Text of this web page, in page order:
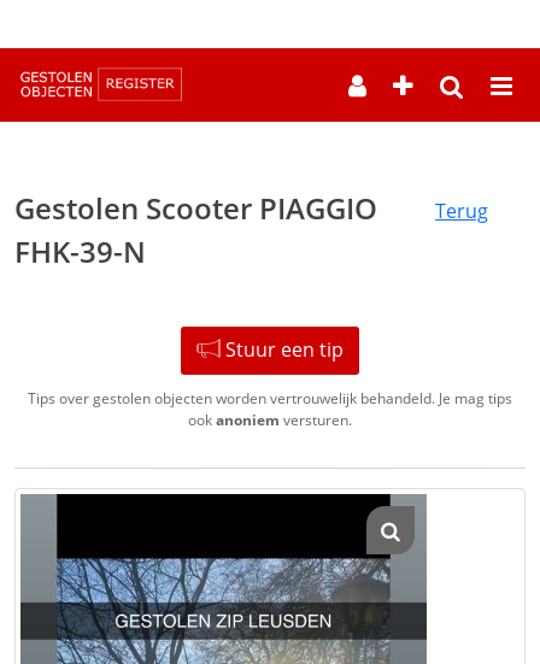
Gestolen Scooter PIAGGIO
FHK-39-N
Terug
Stuur een tip
Tips over gestolen objecten worden vertrouwelijk behandeld. Je mag tips
ookanoniem versturen.